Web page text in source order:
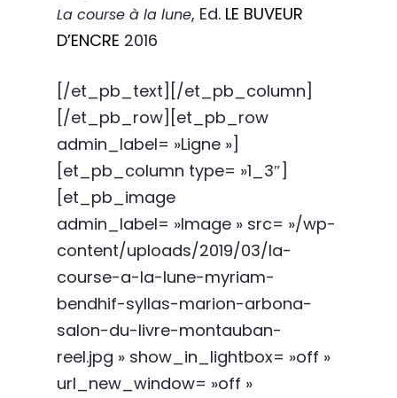
La course à la lune, Ed. LE BUVEUR
D’ENCRE 2016
[/et_pb_text][/et_pb_column]
[/et_pb_row][et_pb_row
admin_label= »Ligne »]
[et_pb_column type= »1_3″]
[et_pb_image
admin_label= »Image » src= »/wp-
content/uploads/2019/03/la-
course-a-la-lune-myriam-
bendhif-syllas-marion-arbona-
salon-du-livre-montauban-
reel.jpg » show_in_lightbox= »off »
url_new_window= »off »